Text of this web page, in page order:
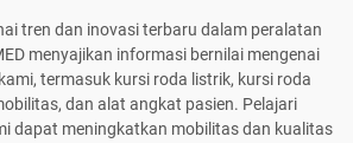
tren dan inovasi terbaru dalam peralatan
menyajikan informasi bernilai mengenai
termasuk kursi roda listrik, kursi roda
dan alat angkat pasien. Pelajari
dapat meningkatkan mobilitas dan kualitas